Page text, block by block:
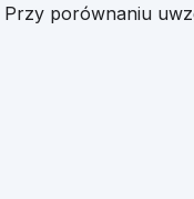
Przy porównaniu